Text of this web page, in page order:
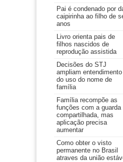
Pai é condenado por
caipirinha ao filho de
anos
Livro orienta pais de
filhos nascidos de
reprodução assistida
Decisões do STJ
ampliam entendimento
do uso do nome de
família
Família recompõe as
funções com a guarda
compartilhada, mas
aplicação precisa
aumentar
Como obter o visto
permanente no Brasil
atraves da união